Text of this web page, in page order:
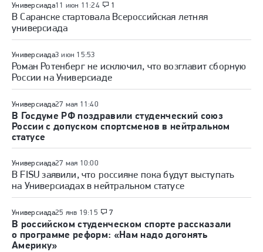
Универсиада11 июн 11:24 1
В Саранске стартовала Всероссийская летняя
универсиада
Универсиада3 июн 15:53
Роман Ротенберг не исключил, что возглавит сборную
России на Универсиаде
Универсиада27 мая 11:40
В Госдуме РФ поздравили студенческий союз
России с допуском спортсменов в нейтральном
статусе
Универсиада27 мая 10:00
В FISU заявили, что россияне пока будут выступать
на Универсиадах в нейтральном статусе
Универсиада25 янв 19:15 7
В российском студенческом спорте рассказали
о программе реформ: «Нам надо догонять
Америку»